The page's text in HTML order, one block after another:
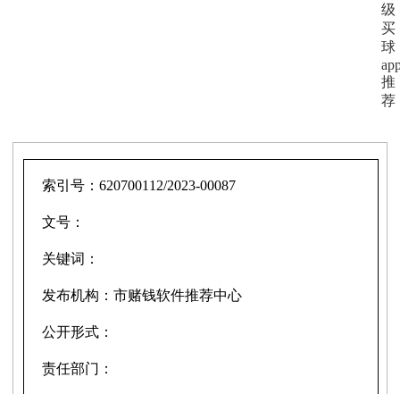
级
买
球
推
荐
索引号：620700112/2023-00087
文号：
关键词：
发布机构：市赌钱软件推荐中心
公开形式：
责任部门：